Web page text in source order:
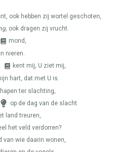
ook hebben zij wortel geschoten,
, ook dragen zij vrucht.
mond,
nieren.
kent mij, U ziet mij,
hart, dat met U is.
ter slachting,
op de dag van de slacht.
land treuren,
het veld verdorren?
van wie daarin wonen,